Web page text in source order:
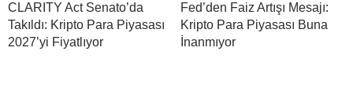
CLARITY Act Senato’da
Takıldı: Kripto Para Piyasası
2027’yi Fiyatlıyor
Fed’den Faiz Artışı Mesajı:
Kripto Para Piyasası Buna
İnanmıyor